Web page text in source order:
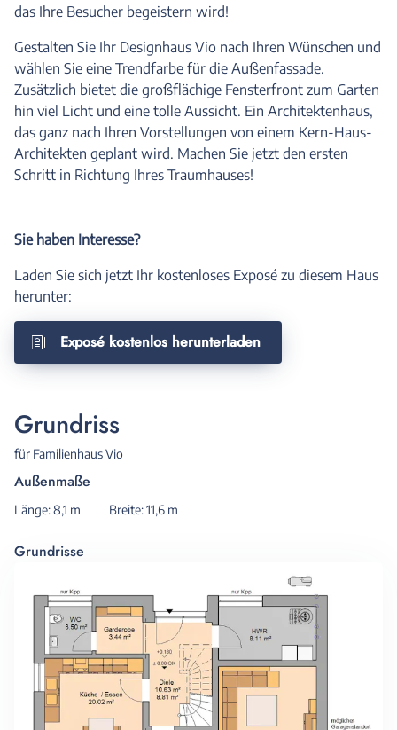
das Ihre Besucher begeistern wird!
Gestalten Sie Ihr Designhaus Vio nach Ihren Wünschen und
wählen Sie eine Trendfarbe für die Außenfassade.
Zusätzlich bietet die großflächige Fensterfront zum Garten
hin viel Licht und eine tolle Aussicht. Ein Architektenhaus,
das ganz nach Ihren Vorstellungen von einem Kern-Haus-
Architekten geplant wird. Machen Sie jetzt den ersten
Schritt in Richtung Ihres Traumhauses!
Sie haben Interesse?
Laden Sie sich jetzt Ihr kostenloses Exposé zu diesem Haus
herunter:
Exposé kostenlos herunterladen
Grundriss
für Familienhaus Vio
Außenmaße
Länge: 8,1 m Breite: 11,6 m
Grundrisse